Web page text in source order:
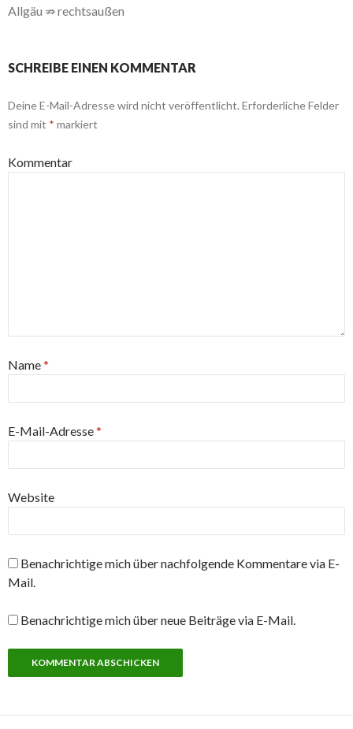
Allgäu ⇏ rechtsaußen
SCHREIBE EINEN KOMMENTAR
Deine E-Mail-Adresse wird nicht veröffentlicht. Erforderliche Felder
sind mit * markiert
Kommentar
Name*
E-Mail-Adresse*
Website
Benachrichtige mich über nachfolgende Kommentare via E-
Mail.
Benachrichtige mich über neue Beiträge via E-Mail.